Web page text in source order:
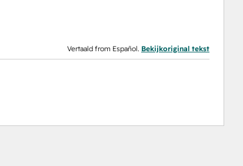
Vertaald from Español. Bekijkoriginal tekst